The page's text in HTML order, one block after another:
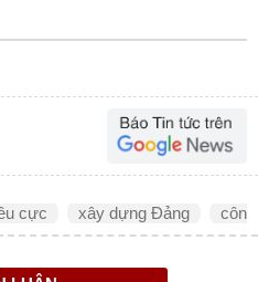
cực xây dựng Đảng